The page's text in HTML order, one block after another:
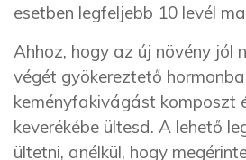
esetben legfeljebb 10 levél
Ahhoz, hogy az új növény jól
végét gyökereztető
keményfakivágást komposzt
keverékébe ültesd. A lehető
ültetni, anélkül, hogy